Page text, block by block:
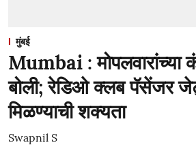
मुंबई
Mumbai : मोपलवारांच्या
बोली; रेडिओ क्लब पॅसेंजर
मिळण्याची शक्यता
Swapnil S